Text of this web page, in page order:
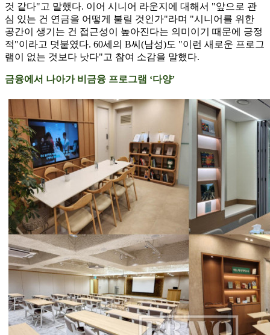
것 같다"고 말했다. 이어 시니어 라운지에 대해서 "앞으로 관
심 있는 건 연금을 어떻게 불릴 것인가"라며 "시니어를 위한
공간이 생기는 건 접근성이 높아진다는 의미이기 때문에 긍정
적"이라고 덧붙였다. 60세의 B씨(남성)도 "이런 새로운 프로그
램이 없는 것보다 낫다"고 참여 소감을 말했다.
금융에서 나아가 비금융 프로그램 ‘다양’